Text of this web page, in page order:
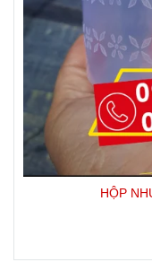
HỘP